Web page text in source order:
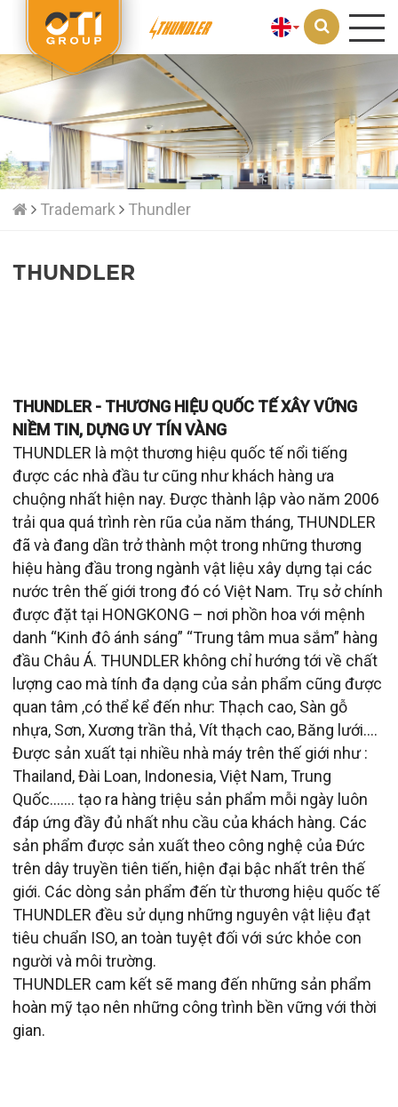
Loading...
Trademark Thundler
THUNDLER
THUNDLER - THƯƠNG HIỆU QUỐC TẾ XÂY VỮNG
NIỀM TIN, DỰNG UY TÍN VÀNG
THUNDLER là một thương hiệu quốc tế nổi tiếng
được các nhà đầu tư cũng như khách hàng ưa
chuộng nhất hiện nay. Được thành lập vào năm 2006
trải qua quá trình rèn rũa của năm tháng, THUNDLER
đã và đang dần trở thành một trong những thương
hiệu hàng đầu trong ngành vật liệu xây dựng tại các
nước trên thế giới trong đó có Việt Nam. Trụ sở chính
được đặt tại HONGKONG – nơi phồn hoa với mệnh
danh “Kinh đô ánh sáng” “Trung tâm mua sắm” hàng
đầu Châu Á. THUNDLER không chỉ hướng tới về chất
lượng cao mà tính đa dạng của sản phẩm cũng được
quan tâm ,có thể kể đến như: Thạch cao, Sàn gỗ
nhựa, Sơn, Xương trần thả, Vít thạch cao, Băng lưới....
Được sản xuất tại nhiều nhà máy trên thế giới như :
Thailand, Đài Loan, Indonesia, Việt Nam, Trung
Quốc….... tạo ra hàng triệu sản phẩm mỗi ngày luôn
đáp ứng đầy đủ nhất nhu cầu của khách hàng. Các
sản phẩm được sản xuất theo công nghệ của Đức
trên dây truyền tiên tiến, hiện đại bậc nhất trên thế
giới. Các dòng sản phẩm đến từ thương hiệu quốc tế
THUNDLER đều sử dụng những nguyên vật liệu đạt
tiêu chuẩn ISO, an toàn tuyệt đối với sức khỏe con
người và môi trường.
THUNDLER cam kết sẽ mang đến những sản phẩm
hoàn mỹ tạo nên những công trình bền vững với thời
gian.